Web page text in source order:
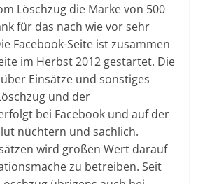
Löschzug die Marke von 500
für das nach wie vor sehr
Facebook-Seite ist zusammen
im Herbst 2012 gestartet. Die
Einsätze und sonstiges
und der
bei Facebook und auf der
nüchtern und sachlich.
wird großen Wert darauf
zu betreiben. Seit